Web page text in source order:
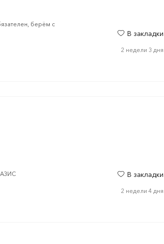
берём с
В закладки
2 недели 3 дня
В закладки
2 недели 4 дня